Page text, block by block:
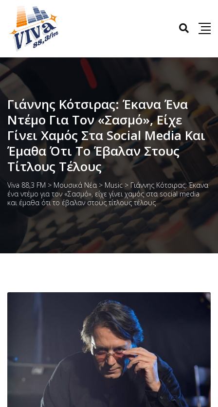
Γιάννης Κότσιρας: Έκανα Ένα
Ντέμο Για Τον «Σασμό», Είχε
Γίνει Χαμός Στα Social Media Και
Έμαθα Ότι Το Έβαλαν Στους
Τίτλους Τέλους
Viva 88,3 FM > Μουσικά Νέα > Music > Γιάννης Κότσιρας: Έκανα
ένα ντέμο για τον «Σασμό», είχε γίνει χαμός στα social media
και έμαθα ότι το έβαλαν στους τίτλους τέλους